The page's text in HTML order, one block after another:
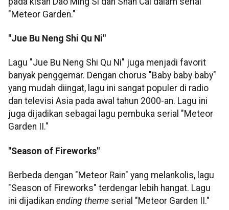
"Meteor Garden."
"Jue Bu Neng Shi Qu Ni"
Lagu "Jue Bu Neng Shi Qu Ni" juga menjadi favorit
banyak penggemar. Dengan chorus "Baby baby baby"
yang mudah diingat, lagu ini sangat populer di radio
dan televisi Asia pada awal tahun 2000-an. Lagu ini
juga dijadikan sebagai lagu pembuka serial "Meteor
Garden II."
"Season of Fireworks"
Berbeda dengan "Meteor Rain" yang melankolis, lagu
"Season of Fireworks" terdengar lebih hangat. Lagu
ini dijadikan ending theme serial "Meteor Garden II."